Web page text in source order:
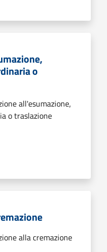
o
all'esumazione,
o traslazione
alla cremazione